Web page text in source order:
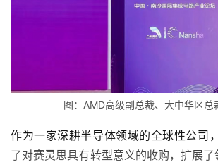
图：AMD高级副总裁、大中华区总
作为一家深耕半导体领域的全球性公司
了对赛灵思具有转型意义的收购，扩展